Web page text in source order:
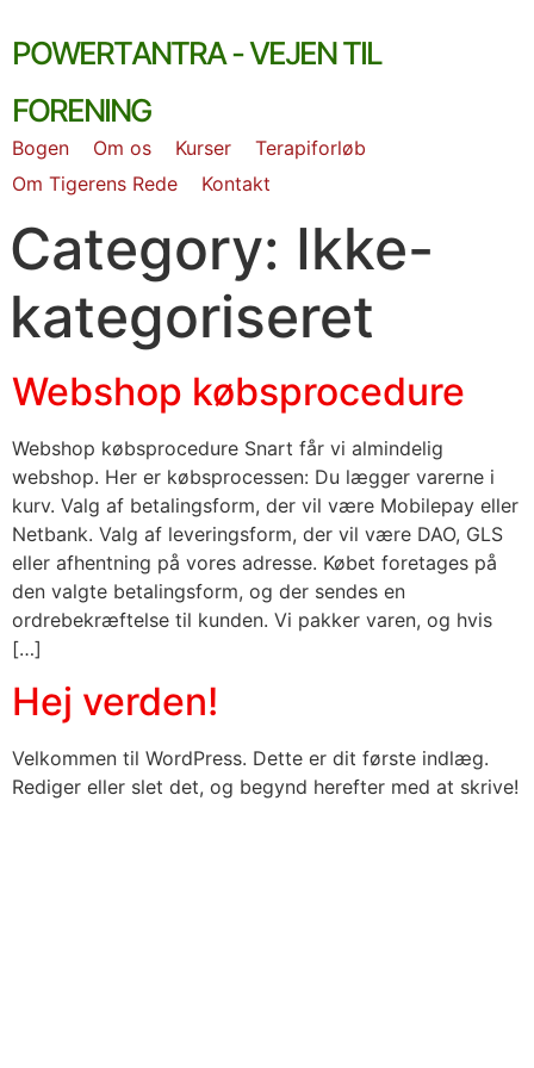
to
content
PowerTantra - vejen til
forening
Bogen Om os Kurser
Terapiforløb
Om Tigerens Rede
Kontakt
Category: Ikke-
kategoriseret
Webshop købsprocedure
Webshop købsprocedure Snart får vi almindelig
webshop. Her er købsprocessen: Du lægger varerne i
kurv. Valg af betalingsform, der vil være Mobilepay eller
Netbank. Valg af leveringsform, der vil være DAO, GLS
eller afhentning på vores adresse. Købet foretages på
den valgte betalingsform, og der sendes en
ordrebekræftelse til kunden. Vi pakker varen, og hvis
[…]
Hej verden!
Velkommen til WordPress. Dette er dit første indlæg.
Rediger eller slet det, og begynd herefter med at skrive!